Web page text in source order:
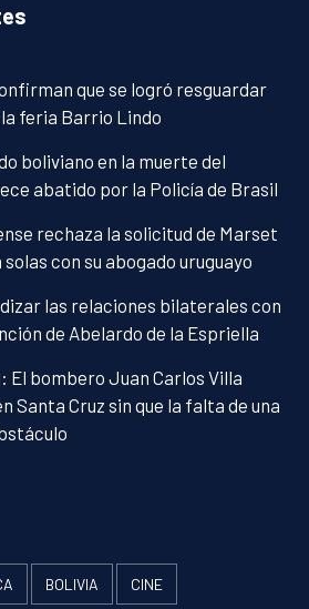
que se logró resguardar
feria Barrio Lindo
boliviano en la muerte del
abatido por la Policía de Brasil
rechaza la solicitud de Marset
con su abogado uruguayo
las relaciones bilaterales con
de Abelardo de la Espriella
El bombero Juan Carlos Villa
Santa Cruz sin que la falta de una
BOLIVIA CINE